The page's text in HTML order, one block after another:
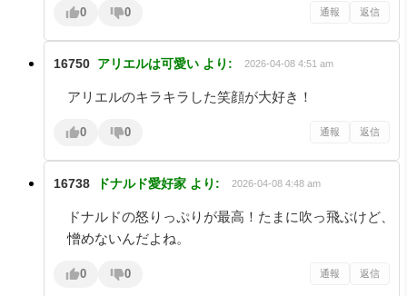
0 0 通報 返信
16750 アリエルは可愛い より: 2026-04-08 4:51 am
アリエルのキラキラした笑顔が大好き！
0 0 通報 返信
16738 ドナルド愛好家 より: 2026-04-08 4:48 am
ドナルドの怒りっぷりが最高！たまに吹っ飛ぶけど、
憎めないんだよね。
0 0 通報 返信